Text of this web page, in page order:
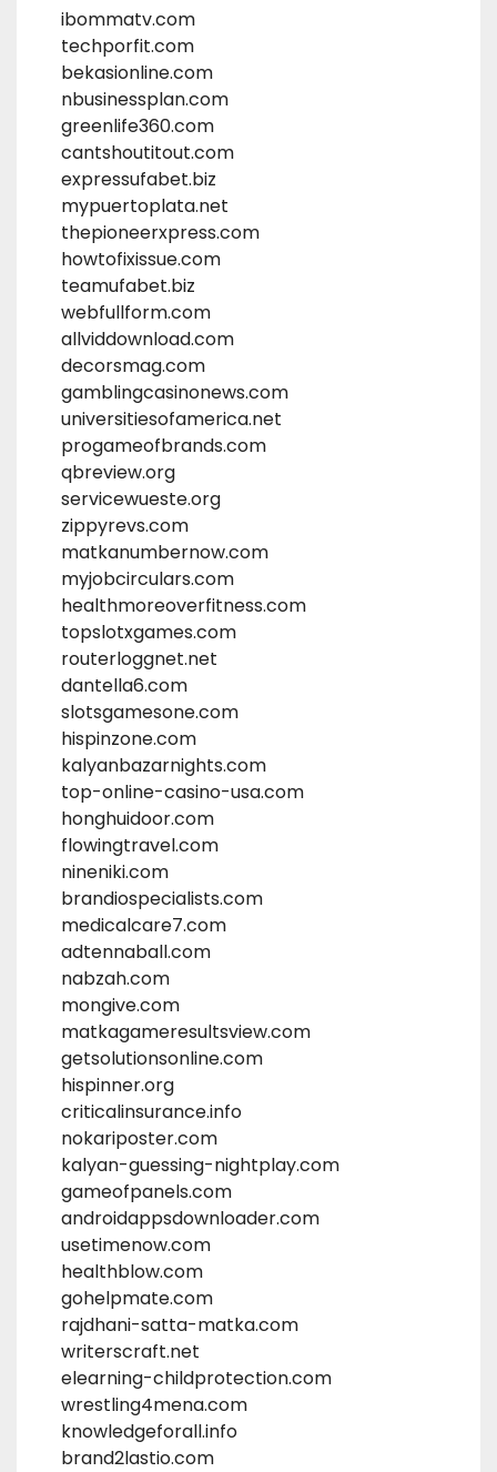
ibommatv.com
techporfit.com
bekasionline.com
nbusinessplan.com
greenlife360.com
cantshoutitout.com
expressufabet.biz
mypuertoplata.net
thepioneerxpress.com
howtofixissue.com
teamufabet.biz
webfullform.com
allviddownload.com
decorsmag.com
gamblingcasinonews.com
universitiesofamerica.net
progameofbrands.com
qbreview.org
servicewueste.org
zippyrevs.com
matkanumbernow.com
myjobcirculars.com
healthmoreoverfitness.com
topslotxgames.com
routerloggnet.net
dantella6.com
slotsgamesone.com
hispinzone.com
kalyanbazarnights.com
top-online-casino-usa.com
honghuidoor.com
flowingtravel.com
nineniki.com
brandiospecialists.com
medicalcare7.com
adtennaball.com
nabzah.com
mongive.com
matkagameresultsview.com
getsolutionsonline.com
hispinner.org
criticalinsurance.info
nokariposter.com
kalyan-guessing-nightplay.com
gameofpanels.com
androidappsdownloader.com
usetimenow.com
healthblow.com
gohelpmate.com
rajdhani-satta-matka.com
writerscraft.net
elearning-childprotection.com
wrestling4mena.com
knowledgeforall.info
brand2lastio.com